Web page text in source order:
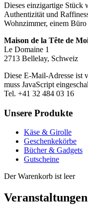
Dieses einzigartige Stück
Authentizität und
Wohnzimmer, einem
Maison de la Tête de
Le Domaine 1
2713 Bellelay, Schweiz
Diese E-Mail-Adresse ist
muss JavaScript
Tel. +41 32 484 03 16
Unsere Produkte
Käse & Girolle
Geschenkekörbe
Bücher & Gadgets
Gutscheine
Der Warenkorb ist leer